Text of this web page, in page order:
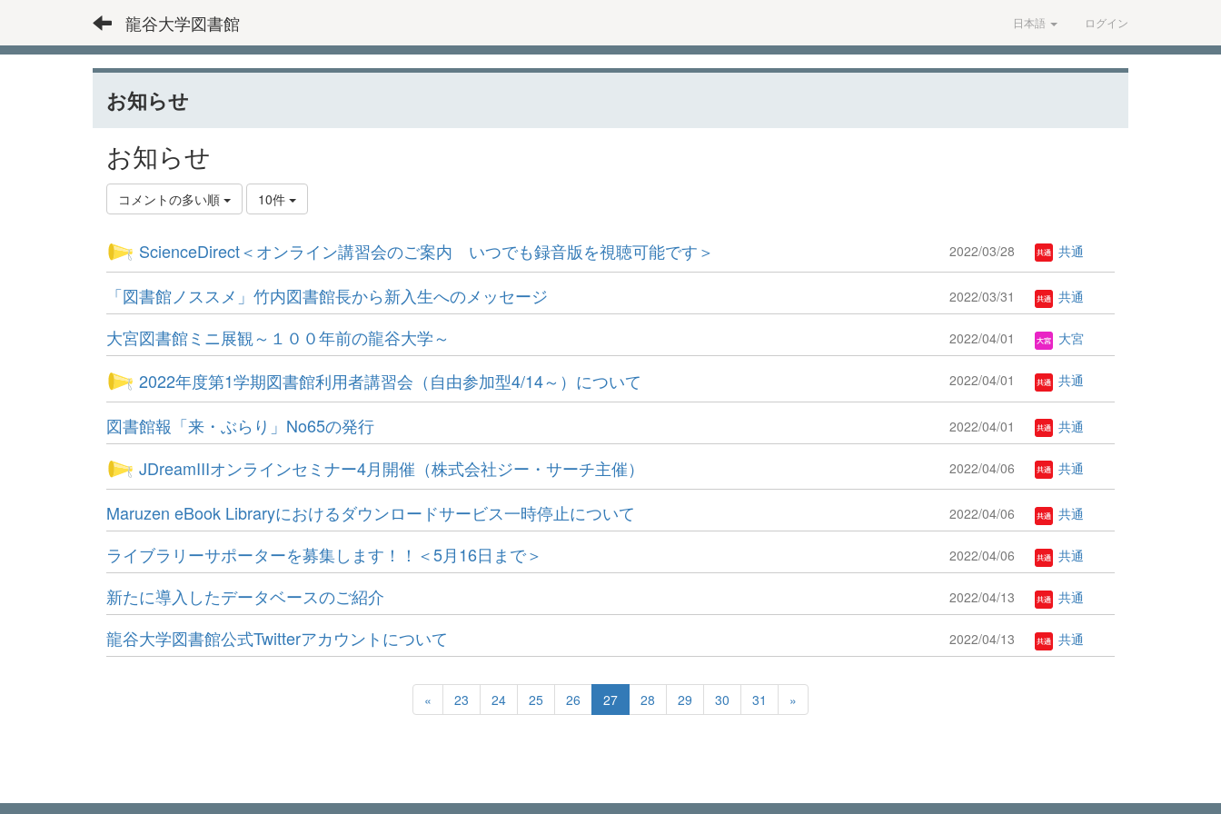
龍谷大学図書館 日本語 ログイン
お知らせ
お知らせ
コメントの多い順 10件
ScienceDirect＜オンライン講習会のご案内 いつでも録音版を視聴可能です＞ 2022/03/28 共通
「図書館ノススメ」竹内図書館長から新入生へのメッセージ 2022/03/31 共通
大宮図書館ミニ展観～１００年前の龍谷大学～ 2022/04/01 大宮
2022年度第1学期図書館利用者講習会（自由参加型4/14～）について 2022/04/01 共通
図書館報「来・ぶらり」No65の発行 2022/04/01 共通
JDreamIIIオンラインセミナー4月開催（株式会社ジー・サーチ主催） 2022/04/06 共通
Maruzen eBook Libraryにおけるダウンロードサービス一時停止について 2022/04/06 共通
ライブラリーサポーターを募集します！！＜5月16日まで＞ 2022/04/06 共通
新たに導入したデータベースのご紹介 2022/04/13 共通
龍谷大学図書館公式Twitterアカウントについて 2022/04/13 共通
« 23 24 25 26 27 28 29 30 31 »